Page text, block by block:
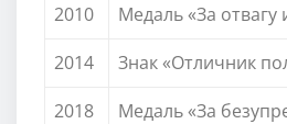
2010
Медаль «За отвагу
2014
Знак «Отличник
2018
Медаль «За